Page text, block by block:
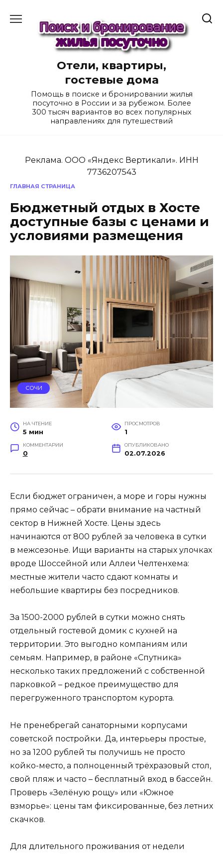
содержанию
Отели, квартиры,
гостевые дома
Помощь в поиске и бронировании жилья
посуточно в России и за рубежом. Более
300 тысяч вариантов во всех популярных
направлениях для путешествий
Реклама. ООО «Яндекс Вертикали». ИНН
7736207543
ГЛАВНАЯ СТРАНИЦА
Бюджетный отдых в Хосте
доступные базы с ценами и
условиями размещения
СОЧИ
НА ЧТЕНИЕ
5 мин
ПРОСМОТРОВ
1
КОММЕНТАРИИ
0
ОПУБЛИКОВАНО
02.07.2026
Если бюджет ограничен, а море и горы нужны
прямо сейчас – обрати внимание на частный
сектор в Нижней Хосте. Цены здесь
начинаются от 800 рублей за человека в сутки
в межсезонье. Ищи варианты на старых улочках
вроде Шоссейной или Аллеи Челтенхема:
местные жители часто сдают комнаты и
небольшие квартиры без посредников.
За 1500-2000 рублей в сутки можно снять
отдельный гостевой домик с кухней на
территории. Это выгодно компаниям или
семьям. Например, в районе «Спутника»
несколько таких предложений с собственной
парковкой – редкое преимущество для
перегруженного транспортом курорта.
Не пренебрегай санаторными корпусами
советской постройки. Да, интерьеры простые,
но за 1200 рублей ты получишь не просто
койко-место, а полноценный трёхразовый стол,
свой пляж и часто – бесплатный вход в бассейн.
Проверь «Зелёную рощу» или «Южное
взморье»: цены там фиксированные, без летних
скачков.
Для длительного проживания от недели